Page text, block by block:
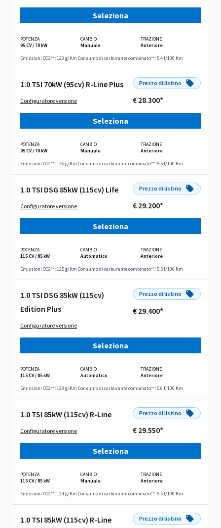
Seleziona
POTENZA
95 CV / 70 kW
CAMBIO
Manuale
TRAZIONE
Anteriore
Emissioni CO2**: 123 g/Km Consumo di carburante combinato**: 5.4 l/100 Km
1.0 TSI 70kW (95cv) R-Line Plus
Configuratore versione
Prezzo di listino
€ 28.300*
Seleziona
POTENZA
95 CV / 70 kW
CAMBIO
Manuale
TRAZIONE
Anteriore
Emissioni CO2**: 126 g/Km Consumo di carburante combinato**: 5.5 l/100 Km
1.0 TSI DSG 85kW (115cv) Life
Configuratore versione
Prezzo di listino
€ 29.200*
Seleziona
POTENZA
115 CV / 85 kW
CAMBIO
Automatico
TRAZIONE
Anteriore
Emissioni CO2**: 125 g/Km Consumo di carburante combinato**: 5.5 l/100 Km
1.0 TSI DSG 85kW (115cv)
Edition Plus
Configuratore versione
Prezzo di listino
€ 29.400*
Seleziona
POTENZA
115 CV / 85 kW
CAMBIO
Automatico
TRAZIONE
Anteriore
Emissioni CO2**: 128 g/Km Consumo di carburante combinato**: 5.6 l/100 Km
1.0 TSI 85kW (115cv) R-Line
Configuratore versione
Prezzo di listino
€ 29.550*
Seleziona
POTENZA
115 CV / 85 kW
CAMBIO
Manuale
TRAZIONE
Anteriore
Emissioni CO2**: 124 g/Km Consumo di carburante combinato**: 5.5 l/100 Km
1.0 TSI 85kW (115cv) R-Line
Prezzo di listino